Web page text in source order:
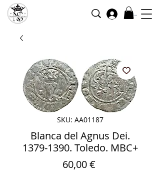
Iniciar sesión
SKU: AA01187
Blanca del Agnus Dei.
1379-1390. Toledo. MBC+
60,00 €Precio